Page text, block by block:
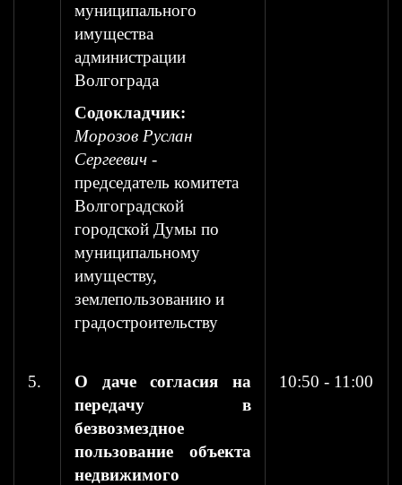
муниципального
имущества
администрации
Волгограда
Содокладчик:
Морозов Руслан
Сергеевич -
председатель комитета
Волгоградской
городской Думы по
муниципальному
имуществу,
землепользованию и
градостроительству
5.
О даче согласия на
передачу в
безвозмездное
пользование объекта
недвижимого
10:50 - 11:00